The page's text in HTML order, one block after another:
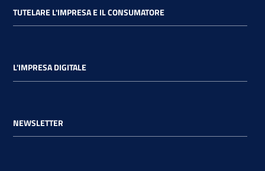
TUTELARE L'IMPRESA E IL CONSUMATORE
L'IMPRESA DIGITALE
NEWSLETTER